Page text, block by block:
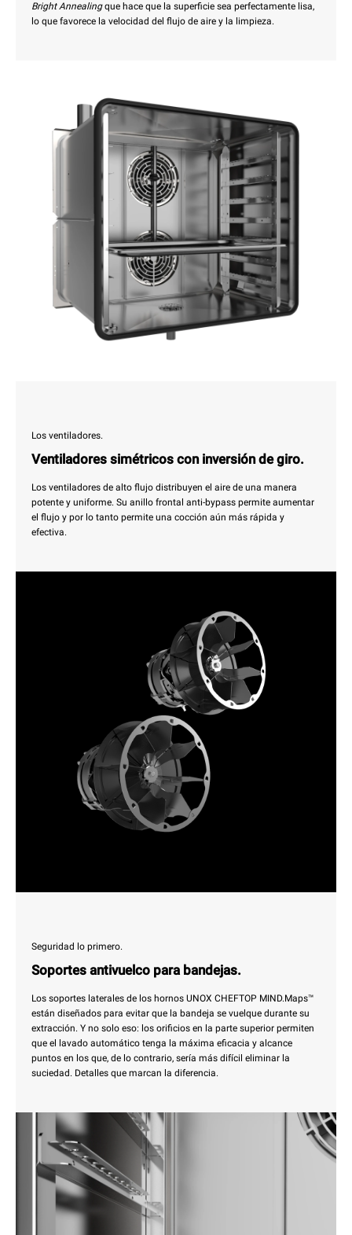
Bright Annealingque hace que la superficie sea perfectamente lisa,
lo que favorece la velocidad del flujo de aire y la limpieza.
Los ventiladores.
Ventiladores simétricos con inversión de giro.
Los ventiladores de alto flujo distribuyen el aire de una manera
potente y uniforme. Su anillo frontal anti-bypass permite aumentar
el flujo y por lo tanto permite una cocción aún más rápida y
efectiva.
Seguridad lo primero.
Soportes antivuelco para bandejas.
Los soportes laterales de los hornos UNOX CHEFTOP MIND.Maps™
están diseñados para evitar que la bandeja se vuelque durante su
extracción. Y no solo eso: los orificios en la parte superior permiten
que el lavado automático tenga la máxima eficacia y alcance
puntos en los que, de lo contrario, sería más difícil eliminar la
suciedad. Detalles que marcan la diferencia.